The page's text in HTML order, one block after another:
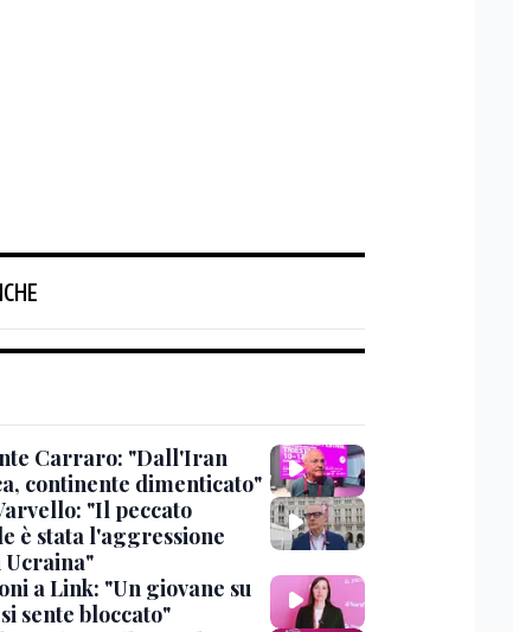
Carraro: "Dall'Iran
continente dimenticato"
"Il peccato
è stata l'aggressione
Ucraina"
a Link: "Un giovane su
sente bloccato"